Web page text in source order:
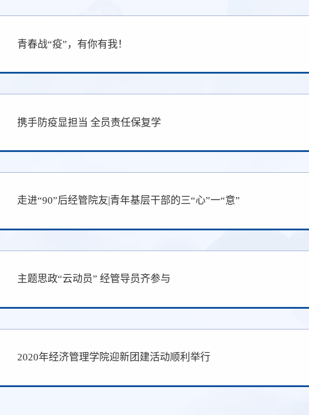
青春战“疫”，有你有我！
携手防疫显担当 全员责任保复学
走进“90”后经管院友|青年基层干部的三“心”一“意”
主题思政“云动员” 经管导员齐参与
2020年经济管理学院迎新团建活动顺利举行